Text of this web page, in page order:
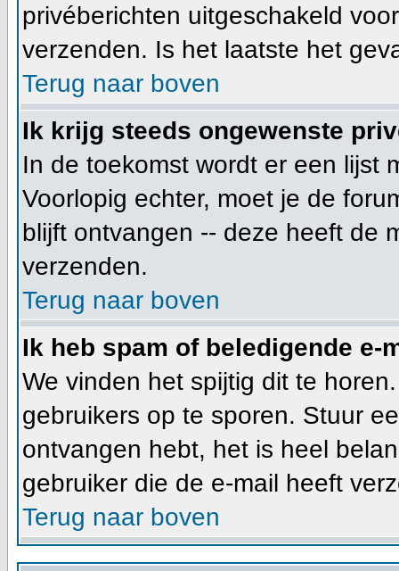
privéberichten uitgeschakeld
verzenden. Is het laatste het
Terug naar boven
Ik krijg steeds ongewenste
In de toekomst wordt er een lijst
Voorlopig echter, moet je de
blijft ontvangen -- deze heeft de
verzenden.
Terug naar boven
Ik heb spam of beledigende
We vinden het spijtig dit te
gebruikers op te sporen. Stuur
ontvangen hebt, het is heel
gebruiker die de e-mail heeft
Terug naar boven